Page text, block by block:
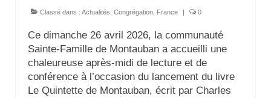
Classé dans : Actualités Congrégation France 0
Ce dimanche 26 avril 2026, la communauté
Sainte-Famille de Montauban a accueilli une
chaleureuse après-midi de lecture et de
conférence à l’occasion du lancement du livre
Le Quintette de Montauban, écrit par Charles